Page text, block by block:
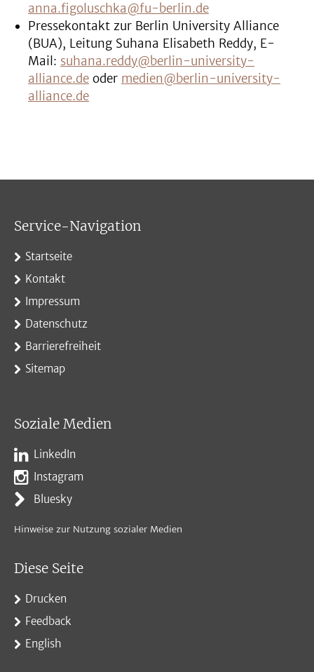
anna.figoluschka@fu-berlin.de
Pressekontakt zur Berlin University Alliance
(BUA), Leitung Suhana Elisabeth Reddy, E-
Mail: suhana.reddy@berlin-university-
alliance.de oder medien@berlin-university-
alliance.de
Service-Navigation
Startseite
Kontakt
Impressum
Datenschutz
Barrierefreiheit
Sitemap
Soziale Medien
LinkedIn
Instagram
Bluesky
Hinweise zur Nutzung sozialer Medien
Diese Seite
Drucken
Feedback
English